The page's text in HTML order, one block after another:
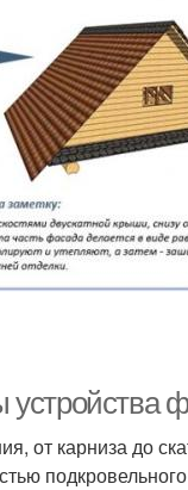
от карниза до